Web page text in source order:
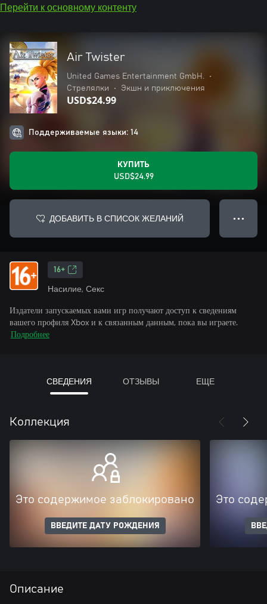
Перейти к основному контенту
Air Twister
United Games Entertainment GmbH.
•
Стрелялки
• Экшн и приключения
USD$24.99
Поддерживаемые языки: 14
КУПИТЬ
USD$24.99
ДОБАВИТЬ В СПИСОК ЖЕЛАНИЙ ● ● ●
16+
Насилие, Секс
Издатели запускаемых вами игр получают доступ к сведениям
вашего профиля Xbox и к связанным данным, пока вы играете.
Подробнее
СВЕДЕНИЯ ОТЗЫВЫ ЕЩЕ
Коллекция
Это содержимое заблокировано
ВВЕДИТЕ ДАТУ РОЖДЕНИЯ
Это
Описание